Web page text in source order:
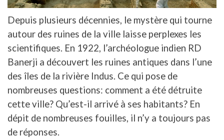
Depuis plusieurs décennies, le mystère qui tourne
autour des ruines de la ville laisse perplexes les
scientifiques. En 1922, l’archéologue indien RD
Banerji a découvert les ruines antiques dans l’une
des îles de la rivière Indus. Ce qui pose de
nombreuses questions: comment a été détruite
cette ville? Qu’est-il arrivé à ses habitants? En
dépit de nombreuses fouilles, il n’y a toujours pas
de réponses.